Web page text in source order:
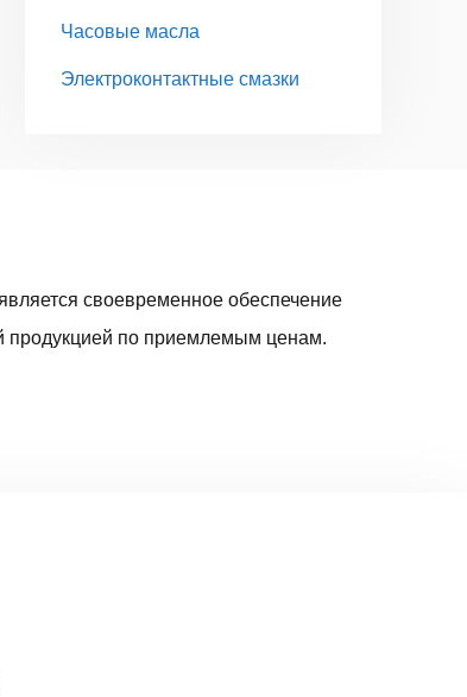
Часовые масла
Электроконтактные смазки
своевременное обеспечение
продукцией по приемлемым ценам.